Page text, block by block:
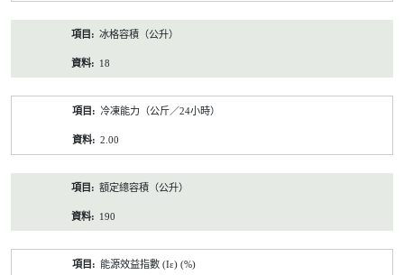
冰格容積（公升）
18
冷凍能力（公斤／24小時）
2.00
額定總容積（公升）
190
能源效益指數 (Iε) (%)